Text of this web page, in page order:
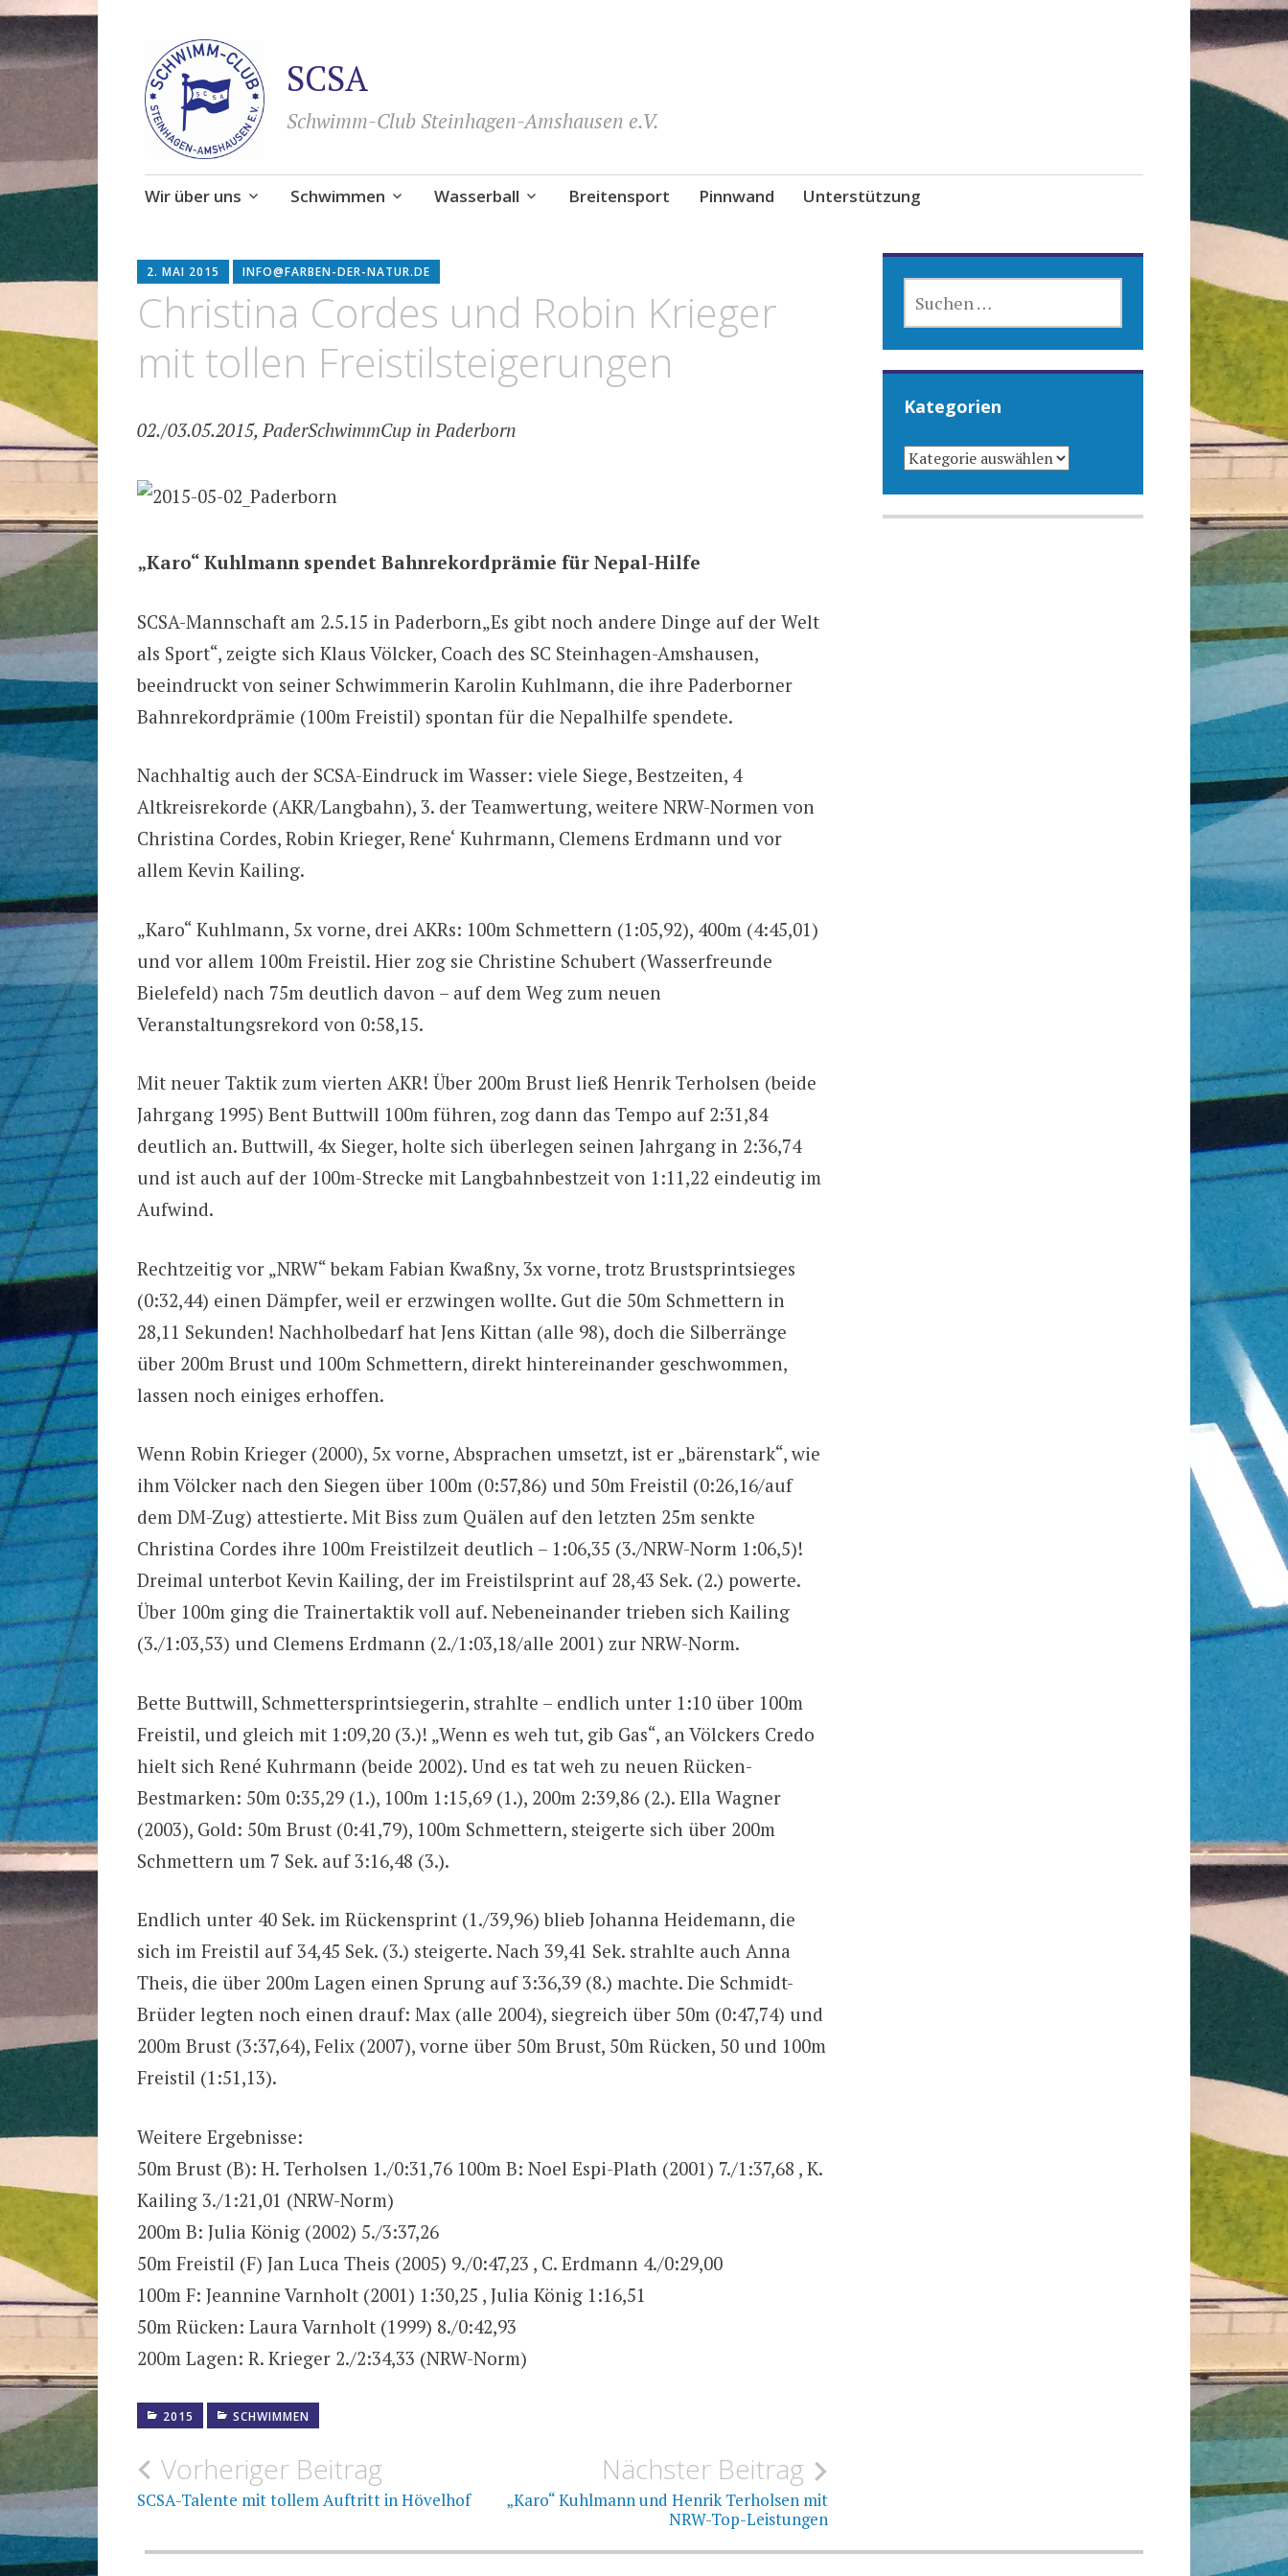
SCSA
Schwimm-Club Steinhagen-Amshausen e.V.
Zum
Wir über uns Schwimmen Wasserball Breitensport Pinnwand Unterstützung
2. MAI 2015 INFO@FARBEN-DER-NATUR.DE
Christina Cordes und Robin Krieger
mit tollen Freistilsteigerungen
02./03.05.2015, PaderSchwimmCup in Paderborn
„Karo“ Kuhlmann spendet Bahnrekordprämie für Nepal-Hilfe
SCSA-Mannschaft am 2.5.15 in Paderborn„Es gibt noch andere Dinge auf der Welt
als Sport“, zeigte sich Klaus Völcker, Coach des SC Steinhagen-Amshausen,
beeindruckt von seiner Schwimmerin Karolin Kuhlmann, die ihre Paderborner
Bahnrekordprämie (100m Freistil) spontan für die Nepalhilfe spendete.
Nachhaltig auch der SCSA-Eindruck im Wasser: viele Siege, Bestzeiten, 4
Altkreisrekorde (AKR/Langbahn), 3. der Teamwertung, weitere NRW-Normen von
Christina Cordes, Robin Krieger, Rene‘ Kuhrmann, Clemens Erdmann und vor
allem Kevin Kailing.
„Karo“ Kuhlmann, 5x vorne, drei AKRs: 100m Schmettern (1:05,92), 400m (4:45,01)
und vor allem 100m Freistil. Hier zog sie Christine Schubert (Wasserfreunde
Bielefeld) nach 75m deutlich davon – auf dem Weg zum neuen
Veranstaltungsrekord von 0:58,15.
Mit neuer Taktik zum vierten AKR! Über 200m Brust ließ Henrik Terholsen (beide
Jahrgang 1995) Bent Buttwill 100m führen, zog dann das Tempo auf 2:31,84
deutlich an. Buttwill, 4x Sieger, holte sich überlegen seinen Jahrgang in 2:36,74
und ist auch auf der 100m-Strecke mit Langbahnbestzeit von 1:11,22 eindeutig im
Aufwind.
Rechtzeitig vor „NRW“ bekam Fabian Kwaßny, 3x vorne, trotz Brustsprintsieges
(0:32,44) einen Dämpfer, weil er erzwingen wollte. Gut die 50m Schmettern in
28,11 Sekunden! Nachholbedarf hat Jens Kittan (alle 98), doch die Silberränge
über 200m Brust und 100m Schmettern, direkt hintereinander geschwommen,
lassen noch einiges erhoffen.
Wenn Robin Krieger (2000), 5x vorne, Absprachen umsetzt, ist er „bärenstark“, wie
ihm Völcker nach den Siegen über 100m (0:57,86) und 50m Freistil (0:26,16/auf
dem DM-Zug) attestierte. Mit Biss zum Quälen auf den letzten 25m senkte
Christina Cordes ihre 100m Freistilzeit deutlich – 1:06,35 (3./NRW-Norm 1:06,5)!
Dreimal unterbot Kevin Kailing, der im Freistilsprint auf 28,43 Sek. (2.) powerte.
Über 100m ging die Trainertaktik voll auf. Nebeneinander trieben sich Kailing
(3./1:03,53) und Clemens Erdmann (2./1:03,18/alle 2001) zur NRW-Norm.
Bette Buttwill, Schmettersprintsiegerin, strahlte – endlich unter 1:10 über 100m
Freistil, und gleich mit 1:09,20 (3.)! „Wenn es weh tut, gib Gas“, an Völckers Credo
hielt sich René Kuhrmann (beide 2002). Und es tat weh zu neuen Rücken-
Bestmarken: 50m 0:35,29 (1.), 100m 1:15,69 (1.), 200m 2:39,86 (2.). Ella Wagner
(2003), Gold: 50m Brust (0:41,79), 100m Schmettern, steigerte sich über 200m
Schmettern um 7 Sek. auf 3:16,48 (3.).
Endlich unter 40 Sek. im Rückensprint (1./39,96) blieb Johanna Heidemann, die
sich im Freistil auf 34,45 Sek. (3.) steigerte. Nach 39,41 Sek. strahlte auch Anna
Theis, die über 200m Lagen einen Sprung auf 3:36,39 (8.) machte. Die Schmidt-
Brüder legten noch einen drauf: Max (alle 2004), siegreich über 50m (0:47,74) und
200m Brust (3:37,64), Felix (2007), vorne über 50m Brust, 50m Rücken, 50 und 100m
Freistil (1:51,13).
Weitere Ergebnisse:
50m Brust (B): H. Terholsen 1./0:31,76 100m B: Noel Espi-Plath (2001) 7./1:37,68 , K.
Kailing 3./1:21,01 (NRW-Norm)
200m B: Julia König (2002) 5./3:37,26
50m Freistil (F) Jan Luca Theis (2005) 9./0:47,23 , C. Erdmann 4./0:29,00
100m F: Jeannine Varnholt (2001) 1:30,25 , Julia König 1:16,51
50m Rücken: Laura Varnholt (1999) 8./0:42,93
200m Lagen: R. Krieger 2./2:34,33 (NRW-Norm)
2015 SCHWIMMEN
Beitragsnavigation
Vorheriger Beitrag
SCSA-Talente mit tollem Auftritt in Hövelhof
Nächster Beitrag
„Karo“ Kuhlmann und Henrik Terholsen mit
NRW-Top-Leistungen
NACH:
Kategorien
KATEGORIEN